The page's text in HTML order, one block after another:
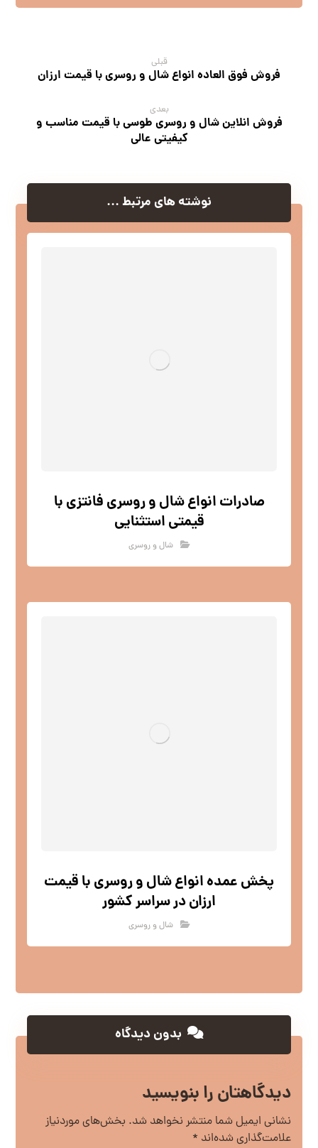
قبلی
فروش فوق العاده انواع شال و روسری با قیمت ارزان
بعدی
فروش انلاین شال و روسری طوسی با قیمت مناسب و
کیفیتی عالی
نوشته های مرتبط ...
صادرات انواع شال و روسری فانتزی با
قیمتی استثنایی
شال و روسری
پخش عمده انواع شال و روسری با قیمت
ارزان در سراسر کشور
شال و روسری
بدون دیدگاه
دیدگاهتان را بنویسید
نشانی ایمیل شما منتشر نخواهد شد. بخش‌های موردنیاز
علامت‌گذاری شده‌اند *